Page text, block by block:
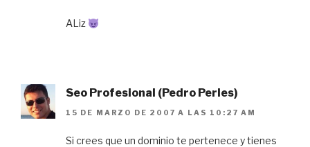
ALiz
Seo Profesional (Pedro Perles)
15 DE MARZO DE 2007 A LAS 10:27 AM
Si crees que un dominio te pertenece y tienes